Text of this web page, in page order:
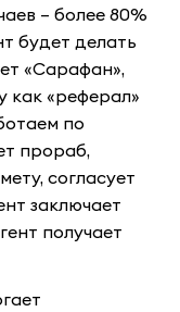
– более 80%
будет делать
«Сарафан»,
как «реферал»
по
прораб,
согласует
заключает
получает